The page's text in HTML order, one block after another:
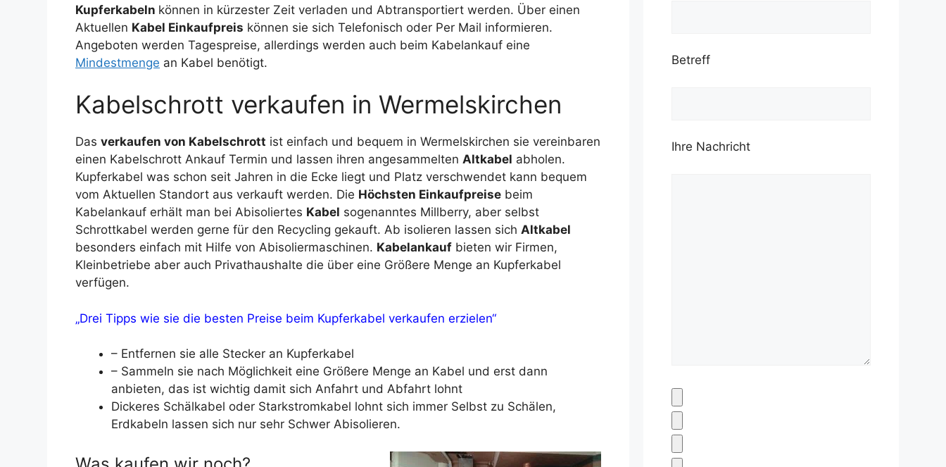
Kupferkabeln können in kürzester Zeit verladen und Abtransportiert werden. Über einen
Aktuellen Kabel Einkaufpreis können sie sich Telefonisch oder Per Mail informieren.
Angeboten werden Tagespreise, allerdings werden auch beim Kabelankauf eine
Mindestmenge an Kabel benötigt.
Kabelschrott verkaufen in Wermelskirchen
Das verkaufen von Kabelschrott ist einfach und bequem in Wermelskirchen sie vereinbaren
einen Kabelschrott Ankauf Termin und lassen ihren angesammelten Altkabel abholen.
Kupferkabel was schon seit Jahren in die Ecke liegt und Platz verschwendet kann bequem
vom Aktuellen Standort aus verkauft werden. Die Höchsten Einkaufpreise beim
Kabelankauf erhält man bei Abisoliertes Kabel sogenanntes Millberry, aber selbst
Schrottkabel werden gerne für den Recycling gekauft. Ab isolieren lassen sich Altkabel
besonders einfach mit Hilfe von Abisoliermaschinen. Kabelankauf bieten wir Firmen,
Kleinbetriebe aber auch Privathaushalte die über eine Größere Menge an Kupferkabel
verfügen.
„Drei Tipps wie sie die besten Preise beim Kupferkabel verkaufen erzielen“
– Entfernen sie alle Stecker an Kupferkabel
– Sammeln sie nach Möglichkeit eine Größere Menge an Kabel und erst dann
anbieten, das ist wichtig damit sich Anfahrt und Abfahrt lohnt
Dickeres Schälkabel oder Starkstromkabel lohnt sich immer Selbst zu Schälen,
Erdkabeln lassen sich nur sehr Schwer Abisolieren.
Betreff
Ihre Nachricht